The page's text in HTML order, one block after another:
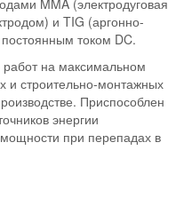
MMA (электродуговая
и TIG (аргонно-
постоянным током DC.
на максимальном
и строительно-монтажных
Приспособлен
энергии
при перепадах в